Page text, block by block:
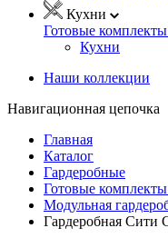
Кухни
Готовые
Кухни
Наши коллекции
Навигационная цепочка
Главная
Каталог
Гардеробные
Готовые
Модульная
Гардеробная